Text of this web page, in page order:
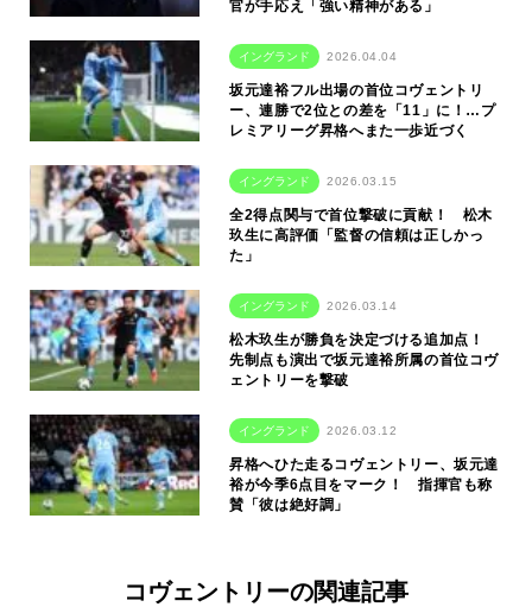
官が手応え「強い精神がある」
イングランド 2026.04.04
坂元達裕フル出場の首位コヴェントリ
ー、連勝で2位との差を「11」に！…プ
レミアリーグ昇格へまた一歩近づく
イングランド 2026.03.15
全2得点関与で首位撃破に貢献！ 松木
玖生に高評価「監督の信頼は正しかっ
た」
イングランド 2026.03.14
松木玖生が勝負を決定づける追加点！
先制点も演出で坂元達裕所属の首位コヴ
ェントリーを撃破
イングランド 2026.03.12
昇格へひた走るコヴェントリー、坂元達
裕が今季6点目をマーク！ 指揮官も称
賛「彼は絶好調」
コヴェントリーの関連記事